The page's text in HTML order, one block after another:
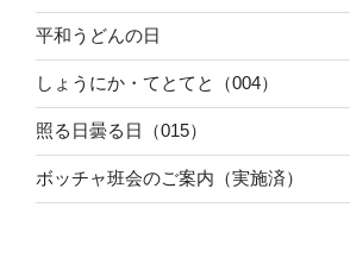
平和うどんの日
しょうにか・てとてと（004）
照る日曇る日（015）
ボッチャ班会のご案内（実施済）